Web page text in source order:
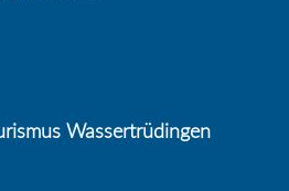
Wassertrüdingen